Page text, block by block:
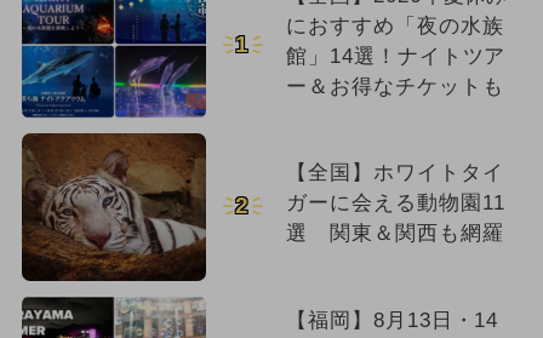
1
におすすめ「夜の水族
館」14選！ナイトツア
ー＆お得なチケットも
2
【全国】ホワイトタイ
ガーに会える動物園11
選 関東＆関西も網羅
【福岡】8月13日・14